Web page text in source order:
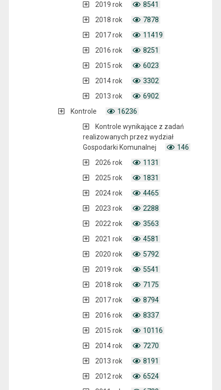
2019 rok
8541
2018 rok
7878
2017 rok
11419
2016 rok
8251
2015 rok
6023
2014 rok
3302
2013 rok
6902
Kontrole
16236
Kontrole wynikające z zadań
realizowanych przez wydział
Gospodarki Komunalnej
146
2026 rok
1131
2025 rok
1831
2024 rok
4465
2023 rok
2288
2022 rok
3563
2021 rok
4581
2020 rok
5792
2019 rok
5541
2018 rok
7175
2017 rok
8794
2016 rok
8337
2015 rok
10116
2014 rok
7270
2013 rok
8191
2012 rok
6524